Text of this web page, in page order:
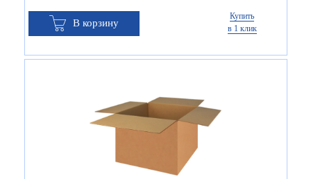
В корзину
Купить
в 1 клик